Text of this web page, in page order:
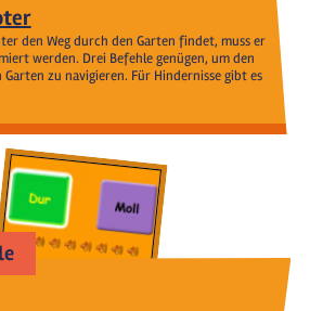
den Weg durch den Garten findet, muss er
werden. Drei Befehle genügen, um den
zu navigieren. Für Hindernisse gibt es